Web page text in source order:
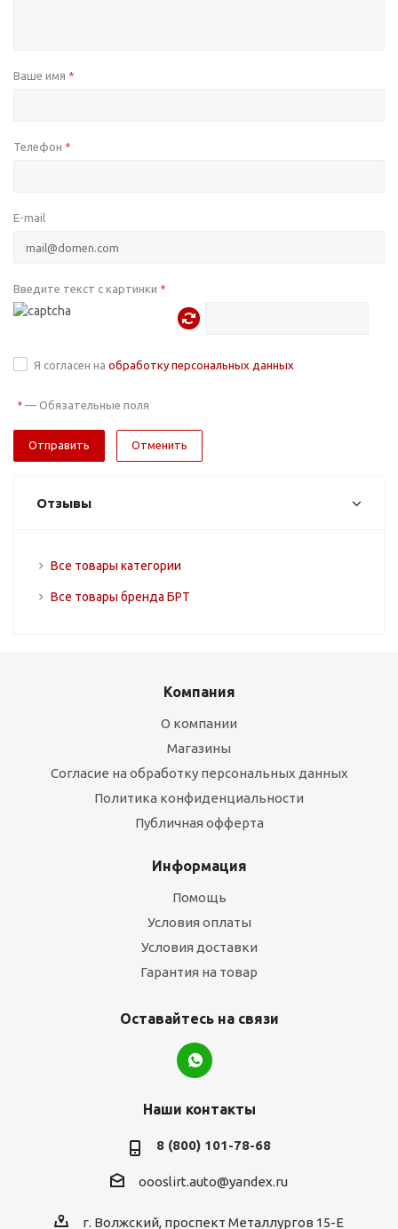
Ваше имя *
Телефон *
E-mail
Введите текст с картинки *
Я согласен на обработку персональных данных
* — Обязательные поля
Отменить
Отзывы
Все товары категории
Все товары бренда БРТ
Компания
О компании
Магазины
Согласие на обработку персональных данных
Политика конфиденциальности
Публичная офферта
Информация
Помощь
Условия оплаты
Условия доставки
Гарантия на товар
Оставайтесь на связи
Наши контакты
8 (800) 101-78-68
oooslirt.auto@yandex.ru
г. Волжский, проспект Металлургов 15-Е